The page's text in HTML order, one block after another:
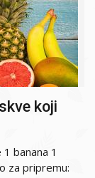
koji
banana 1
za pripremu: